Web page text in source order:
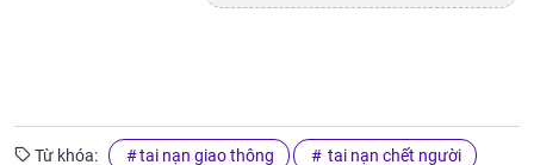
Từ khóa: tai nạn giao thông tai nạn chết người